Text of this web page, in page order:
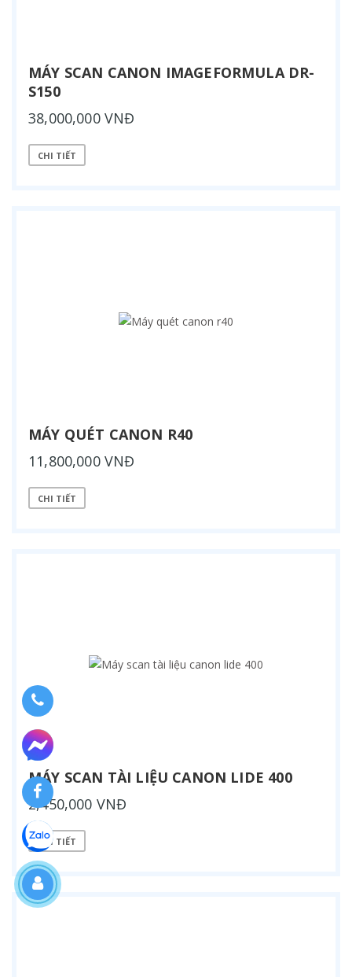
MÁY SCAN CANON IMAGEFORMULA DR-
S150
38,000,000 VNĐ
CHI TIẾT
MÁY QUÉT CANON R40
11,800,000 VNĐ
CHI TIẾT
MÁY SCAN TÀI LIỆU CANON LIDE 400
2,450,000 VNĐ
CHI TIẾT